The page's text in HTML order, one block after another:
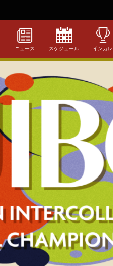
ニュース スケジュール インカレ